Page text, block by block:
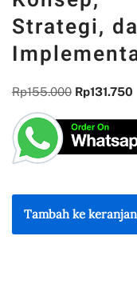
Rp 135.000 Rp114.750
Tambah ke keranjang